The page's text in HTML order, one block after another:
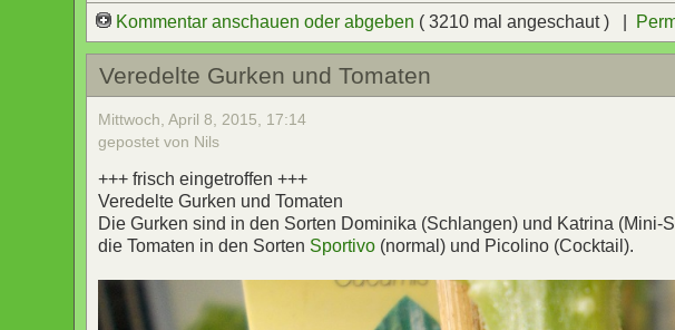
Kommentar anschauen oder abgeben ( 3210 mal angeschaut ) |
Veredelte Gurken und Tomaten
Mittwoch, April 8, 2015, 17:14
gepostet von Nils
+++ frisch eingetroffen +++
Veredelte Gurken und Tomaten
Die Gurken sind in den Sorten Dominika (Schlangen) und Katrina (Mini-
die Tomaten in den Sorten Sportivo (normal) und Picolino (Cocktail).